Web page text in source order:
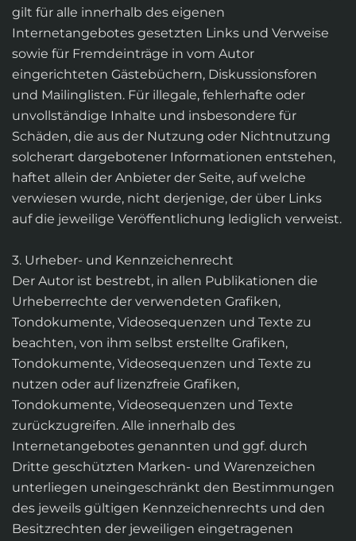
gilt für alle innerhalb des eigenen
Internetangebotes gesetzten Links und Verweise
sowie für Fremdeinträge in vom Autor
eingerichteten Gästebüchern, Diskussionsforen
und Mailinglisten. Für illegale, fehlerhafte oder
unvollständige Inhalte und insbesondere für
Schäden, die aus der Nutzung oder Nichtnutzung
solcherart dargebotener Informationen entstehen,
haftet allein der Anbieter der Seite, auf welche
verwiesen wurde, nicht derjenige, der über Links
auf die jeweilige Veröffentlichung lediglich verweist.
3. Urheber- und Kennzeichenrecht
Der Autor ist bestrebt, in allen Publikationen die
Urheberrechte der verwendeten Grafiken,
Tondokumente, Videosequenzen und Texte zu
beachten, von ihm selbst erstellte Grafiken,
Tondokumente, Videosequenzen und Texte zu
nutzen oder auf lizenzfreie Grafiken,
Tondokumente, Videosequenzen und Texte
zurückzugreifen. Alle innerhalb des
Internetangebotes genannten und ggf. durch
Dritte geschützten Marken- und Warenzeichen
unterliegen uneingeschränkt den Bestimmungen
des jeweils gültigen Kennzeichenrechts und den
Besitzrechten der jeweiligen eingetragenen